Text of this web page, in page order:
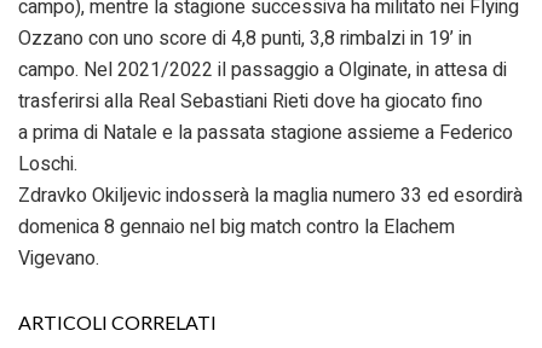
campo), mentre la stagione successiva ha militato nei Flying
Ozzano con uno score di 4,8 punti, 3,8 rimbalzi in 19’ in
campo. Nel 2021/2022 il passaggio a Olginate, in attesa di
trasferirsi alla Real Sebastiani Rieti dove ha giocato fino
a prima di Natale e la passata stagione assieme a Federico
Loschi.
Zdravko Okiljevic indosserà la maglia numero 33 ed esordirà
domenica 8 gennaio nel big match contro la Elachem
Vigevano.
ARTICOLI CORRELATI